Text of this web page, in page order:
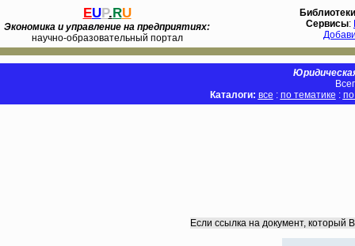
EUP.RU
Экономика и управление на предприятиях:
научно-образовательный портал
Библиотеки
Сервисы:
Каталоги: все : по тематике :
Если ссылка на документ, который